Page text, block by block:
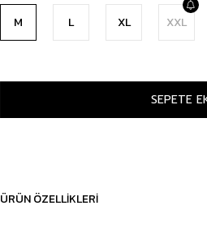
M L XL XXL
ÜRÜN ÖZELLIKLERI